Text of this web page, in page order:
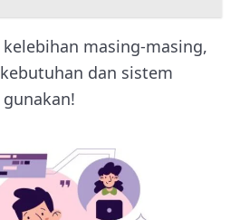
masing-masing,
dan sistem